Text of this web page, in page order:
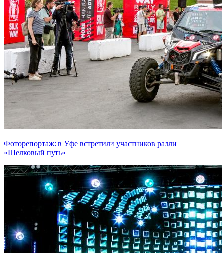
Фоторепортаж: в Уфе встретили участников ралли
«Шелковый путь»